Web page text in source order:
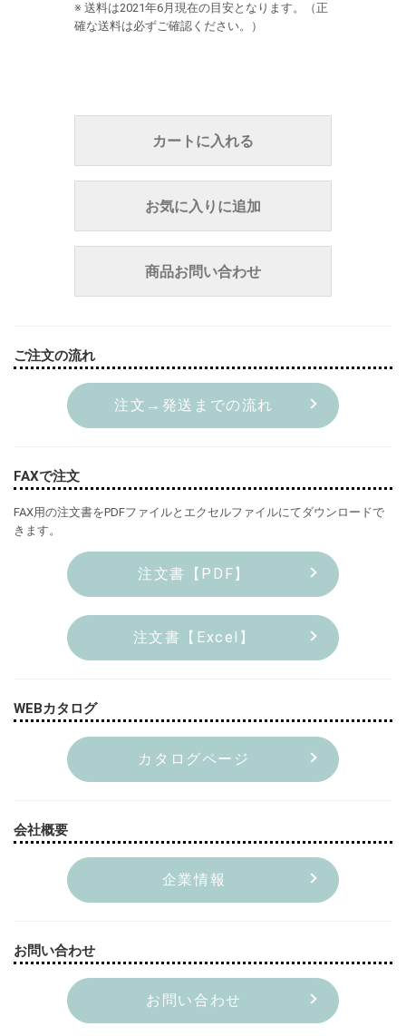
※ 送料は2021年6月現在の目安となります。（正
確な送料は必ずご確認ください。）
カートに入れる
お気に入りに追加
商品お問い合わせ
ご注文の流れ
注文→発送までの流れ
FAXで注文
FAX用の注文書をPDFファイルとエクセルファイルにてダウンロードで
きます。
注文書【PDF】
注文書【Excel】
WEBカタログ
カタログページ
会社概要
企業情報
お問い合わせ
お問い合わせ